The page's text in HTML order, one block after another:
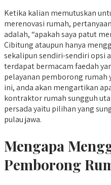
Ketika kalian memutuskan
merenovasi rumah,
adalah, “apakah saya patut
Cibitung ataupun hanya
sekalipun sendiri-sendiri opsi
terdapat bermacam faedah
pelayanan pemborong
ini, anda akan mengartikan
kontraktor rumah sungguh
persada yaitu pilihan yang
pulau jawa.
Mengapa
Pemborong